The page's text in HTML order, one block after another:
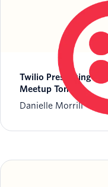
Twilio Presenting at
Meetup Tonight
Danielle Morrill